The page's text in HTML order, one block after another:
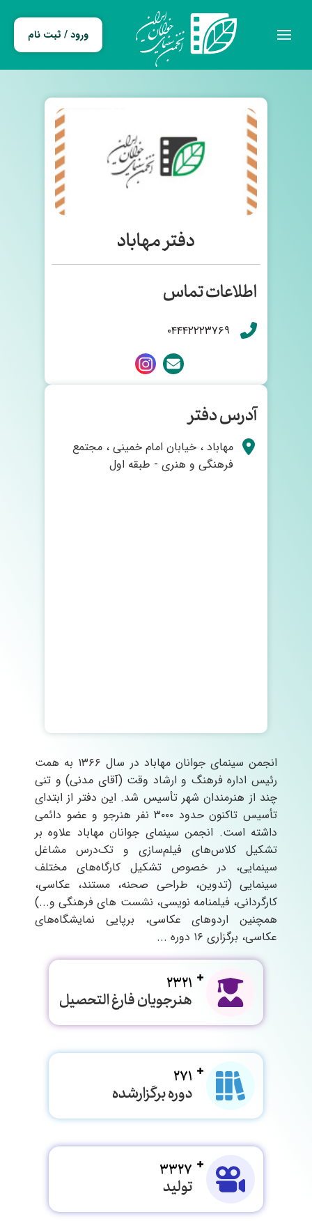
ورود / ثبت نام
انجمن سینمای جوانان مهاباد در سال ۱۳۶۶ به همت
رئیس اداره فرهنگ و ارشاد وقت (آقای مدنی) و تنی
چند از هنرمندان شهر تأسیس شد. این دفتر از ابتدای
تأسیس تاکنون حدود ۳۰۰۰ نفر هنرجو و عضو دائمی
داشته است. انجمن سینمای جوانان مهاباد علاوه بر
تشکیل کلاس‌های فیلم‌سازی و تک‌درس مشاغل
سینمایی، در خصوص تشکیل کارگاه‌های مختلف
سینمایی (تدوین، طراحی صحنه، مستند، عکاسی،
کارگردانی، فیلمنامه نویسی، نشست های فرهنگی و...)
همچنین اردوهای عکاسی، برپایی نمایشگاه‌های
عکاسی، برگزاری ۱۶ دوره ...
2321
هنرجویان فارغ التحصیل
271
دوره برگزارشده
3327
تولید
دفتر مهاباد
اطلاعات تماس
۰۴۴۴۲۲۲۳۷۶۹
آدرس دفتر
مهاباد ، خیابان امام خمینی ، مجتمع
فرهنگی و هنری - طبقه اول